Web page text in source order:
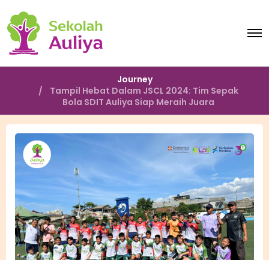
O
n
Journey
Tampil Hebat Dalam JSCL 2024: Tim Sepak
Bola SDIT Auliya Siap Meraih Juara